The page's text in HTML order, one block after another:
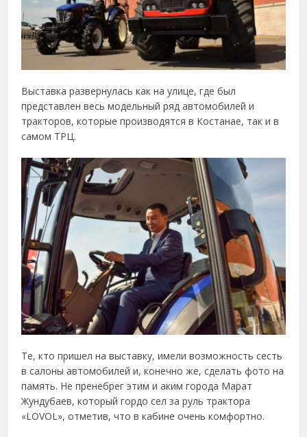
Выставка развернулась как на улице, где был
представлен весь модельный ряд автомобилей и
тракторов, которые производятся в Костанае, так и в
самом ТРЦ.
Те, кто пришел на выставку, имели возможность сесть
в салоны автомобилей и, конечно же, сделать фото на
память. Не пренебрег этим и аким города Марат
Жундубаев, который гордо сел за руль трактора
«LOVOL», отметив, что в кабине очень комфортно.